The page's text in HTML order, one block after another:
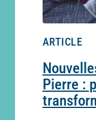
ARTICLE
Pierre :